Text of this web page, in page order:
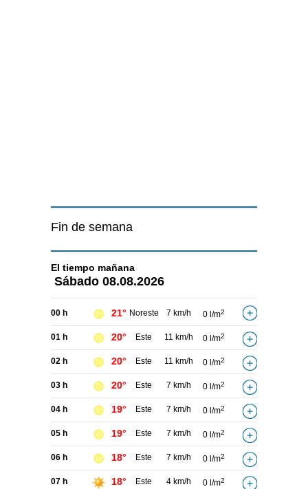
Fin de semana
El tiempo mañana
Sábado 08.08.2026
00 h 21° Noreste 7 km/h 0 l/m2
01 h 20° Este 11 km/h 0 l/m2
02 h 20° Este 11 km/h 0 l/m2
03 h 20° Este 7 km/h 0 l/m2
04 h 19° Este 7 km/h 0 l/m2
05 h 19° Este 7 km/h 0 l/m2
06 h 18° Este 7 km/h 0 l/m2
07 h 18° Este 4 km/h 0 l/m2